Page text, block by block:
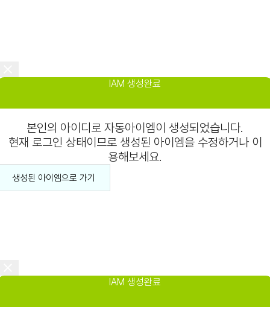
IAM 생성완료
본인의 아이디로 자동아이엠이 생성되었습니다.
현재 로그인 상태이므로 생성된 아이엠을 수정하거나 이
용해보세요.
생성된 아이엠으로 가기
IAM 생성완료